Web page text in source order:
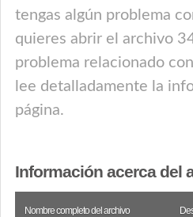
tengas algún problema
quieres abrir el archivo
problema relacionado
lee detalladamente la
página.
Información acerca del
Nombre completo del archivo